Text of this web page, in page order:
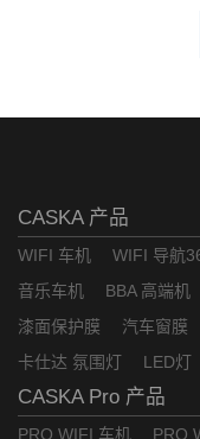
CASKA 产品
WIFI 车机 WIFI 导航
音乐车机
BBA 高端机
漆面保护膜
汽车窗膜
卡仕达 氛围灯
LED灯
CASKA Pro 产品
PRO WIFI 车机
PRO